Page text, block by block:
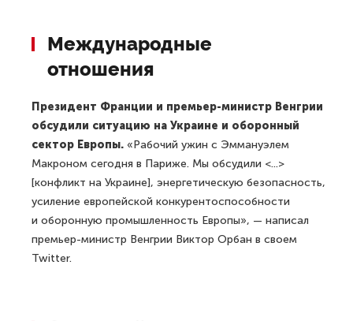
Международные
отношения
Президент Франции и премьер-министр Венгрии
обсудили ситуацию на Украине и оборонный
сектор Европы. «Рабочий ужин с Эммануэлем
Макроном сегодня в Париже. Мы обсудили <...>
[конфликт на Украине], энергетическую безопасность,
усиление европейской конкурентоспособности
и оборонную промышленность Европы», — написал
премьер-министр Венгрии Виктор Орбан в своем
Twitter.